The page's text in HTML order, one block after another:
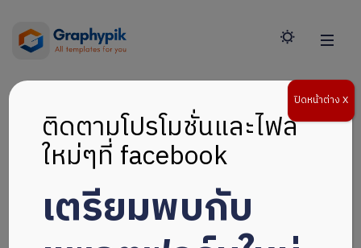
ติดตามโปรโมชั่นและไฟล์
ใหม่ๆที่ facebook
เตรียมพบกับ
ปิดหน้าต่าง X